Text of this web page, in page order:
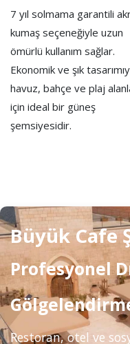
7 yıl solmama garantili
kumaş seçeneğiyle uzun
ömürlü kullanım sağlar.
Ekonomik ve şık
havuz, bahçe ve plaj
için ideal bir güneş
şemsiyesidir.
Büyük Cafe
Profesyonel
Restoran, otel ve